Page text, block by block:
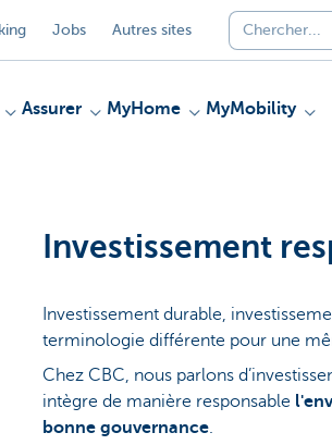
Jobs Autres sites
Assurer MyHome MyMobility
Investissement
Investissement durable,
terminologie différente pour une
Chez CBC, nous parlons
intègre de manière responsable
bonne gouvernance.